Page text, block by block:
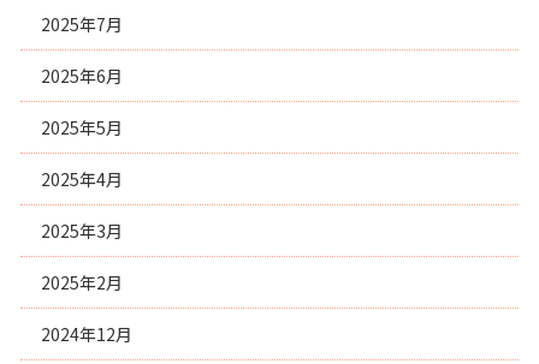
2025年7月
2025年6月
2025年5月
2025年4月
2025年3月
2025年2月
2024年12月